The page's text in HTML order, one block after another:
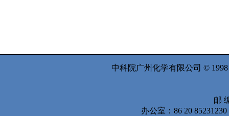
中科院广州化学有限公司 ©
邮
办公室：86 20